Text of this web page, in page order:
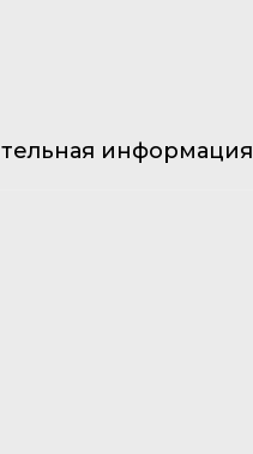
информация